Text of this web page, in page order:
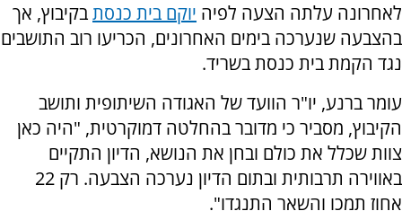
לאחרונה עלתה הצעה לפיה יוקם בית כנסתבקיבוץ, אך
בהצבעה שנערכה בימים האחרונים, הכריעו רוב התושבים
נגד הקמת בית כנסת בשריד.
עומר ברנע, יו"ר הוועד של האגודה השיתופית ותושב
הקיבוץ, מסביר כי מדובר בהחלטה דמוקרטית, "היה כאן
צוות שכלל את כולם ובחן את הנושא, הדיון התקיים
באווירה תרבותית ובתום הדיון נערכה הצבעה. רק 22
אחוז תמכו והשאר התנגדו".